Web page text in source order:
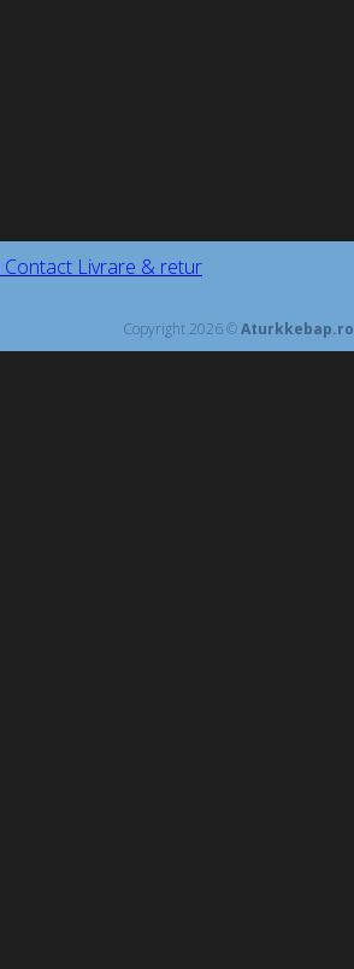
Contact Livrare & retur
Copyright 2026 ©Aturkkebap.ro